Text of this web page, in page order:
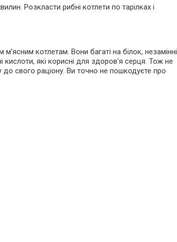
Розкласти рибні котлети по тарілках і
котлетам. Вони багаті на білок, незамінні
кислоти, які корисні для здоров'я серця. Тож не
свого раціону. Ви точно не пошкодуєте про